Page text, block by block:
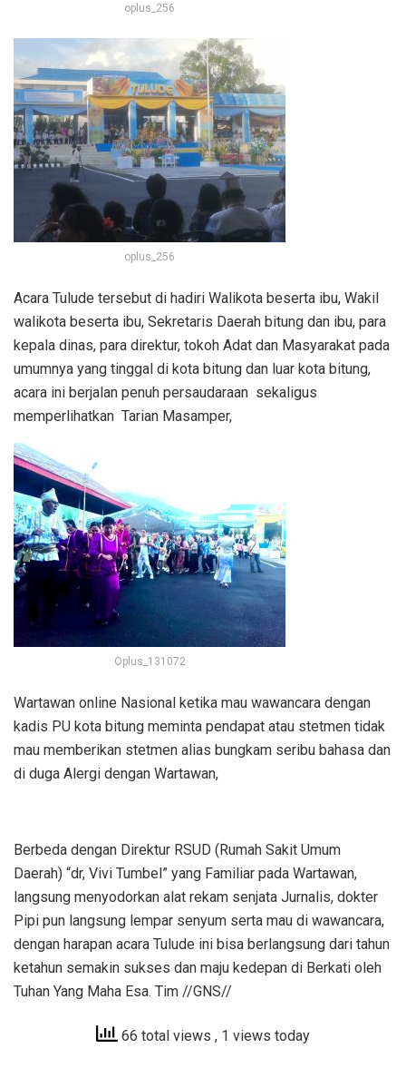
oplus_256
oplus_256
Acara Tulude tersebut di hadiri Walikota beserta ibu, Wakil
walikota beserta ibu, Sekretaris Daerah bitung dan ibu, para
kepala dinas, para direktur, tokoh Adat dan Masyarakat pada
umumnya yang tinggal di kota bitung dan luar kota bitung,
acara ini berjalan penuh persaudaraan sekaligus
memperlihatkan Tarian Masamper,
Oplus_131072
Wartawan online Nasional ketika mau wawancara dengan
kadis PU kota bitung meminta pendapat atau stetmen tidak
mau memberikan stetmen alias bungkam seribu bahasa dan
di duga Alergi dengan Wartawan,
Berbeda dengan Direktur RSUD (Rumah Sakit Umum
Daerah) “dr, Vivi Tumbel” yang Familiar pada Wartawan,
langsung menyodorkan alat rekam senjata Jurnalis, dokter
Pipi pun langsung lempar senyum serta mau di wawancara,
dengan harapan acara Tulude ini bisa berlangsung dari tahun
ketahun semakin sukses dan maju kedepan di Berkati oleh
Tuhan Yang Maha Esa. Tim //GNS//
66 total views , 1 views today